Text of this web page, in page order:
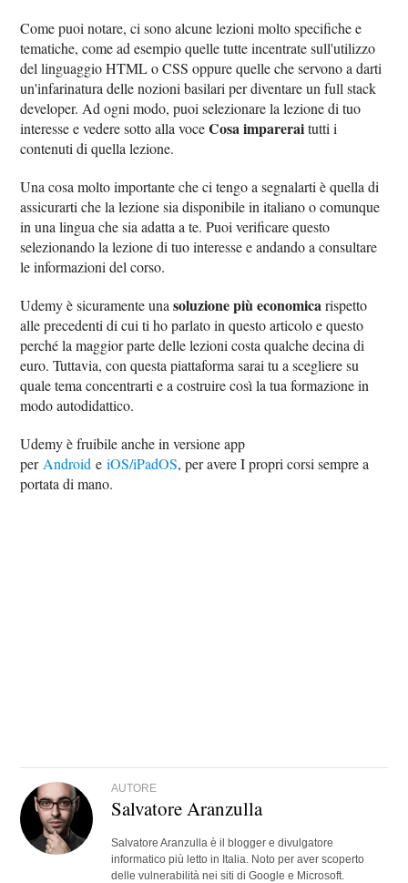
Come puoi notare, ci sono alcune lezioni molto specifiche e
tematiche, come ad esempio quelle tutte incentrate sull'utilizzo
del linguaggio HTML o CSS oppure quelle che servono a darti
un'infarinatura delle nozioni basilari per diventare un full stack
developer. Ad ogni modo, puoi selezionare la lezione di tuo
interesse e vedere sotto alla voceCosa impareraitutti i
contenuti di quella lezione.
Una cosa molto importante che ci tengo a segnalarti è quella di
assicurarti che la lezione sia disponibile in italiano o comunque
in una lingua che sia adatta a te. Puoi verificare questo
selezionando la lezione di tuo interesse e andando a consultare
le informazioni del corso.
Udemy è sicuramente unasoluzione più economica rispetto
alle precedenti di cui ti ho parlato in questo articolo e questo
perché la maggior parte delle lezioni costa qualche decina di
euro. Tuttavia, con questa piattaforma sarai tu a scegliere su
quale tema concentrarti e a costruire così la tua formazione in
modo autodidattico.
Udemy è fruibile anche in versione app
per Android eiOS/iPadOS, per avere I propri corsi sempre a
portata di mano.
AUTORE
Salvatore Aranzulla
Salvatore Aranzulla è il blogger e divulgatore
informatico più letto in Italia. Noto per aver scoperto
delle vulnerabilità nei siti di Google e Microsoft.